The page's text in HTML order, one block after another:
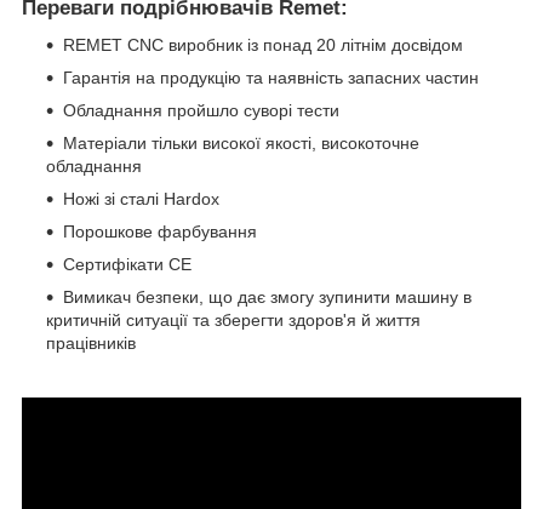
Переваги подрібнювачів Remet:
REMET CNC виробник із понад 20 літнім досвідом
Гарантія на продукцію та наявність запасних частин
Обладнання пройшло суворі тести
Матеріали тільки високої якості, високоточне
обладнання
Ножі зі сталі Hardox
Порошкове фарбування
Сертифікати СЕ
Вимикач безпеки, що дає змогу зупинити машину в
критичній ситуації та зберегти здоров'я й життя
працівників